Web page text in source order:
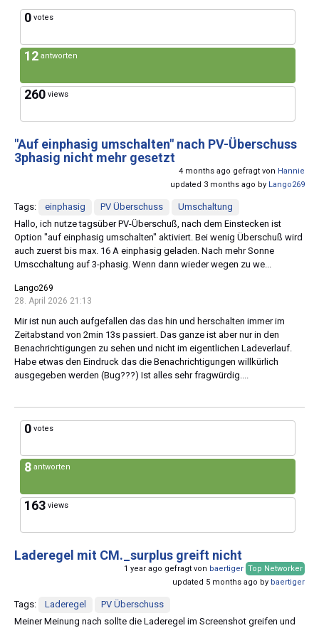
0 votes
12 antworten
260 views
"Auf einphasig umschalten" nach PV-Überschuss
3phasig nicht mehr gesetzt
4 months ago gefragt von Hannie
updated 3 months ago by Lango269
Tags: einphasig PV Überschuss
Umschaltung
Hallo, ich nutze tagsüber PV-Überschuß, nach dem Einstecken ist
Option "auf einphasig umschalten" aktiviert. Bei wenig Überschuß wird
auch zuerst bis max. 16 A einphasig geladen. Nach mehr Sonne
Umscchaltung auf 3-phasig. Wenn dann wieder wegen zu we...
Lango269
28. April 2026 21:13
Mir ist nun auch aufgefallen das das hin und herschalten immer im
Zeitabstand von 2min 13s passiert. Das ganze ist aber nur in den
Benachrichtigungen zu sehen und nicht im eigentlichen Ladeverlauf.
Habe etwas den Eindruck das die Benachrichtigungen willkürlich
ausgegeben werden (Bug???) Ist alles sehr fragwürdig....
0 votes
8 antworten
163 views
Laderegel mit CM._surplus greift nicht
1 year ago gefragt von baertiger Top Networker
updated 5 months ago by baertiger
Tags: Laderegel
PV Überschuss
Meiner Meinung nach sollte die Laderegel im Screenshot greifen und